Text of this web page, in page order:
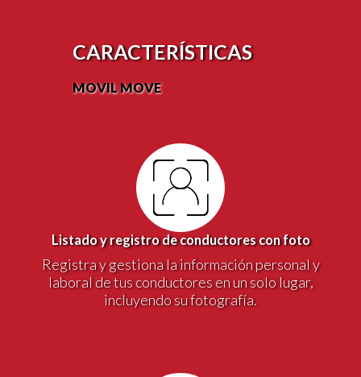
CARACTERÍSTICAS
MOVIL MOVE
Listado y registro de conductores con foto
Registra y gestiona la información personal y
laboral de tus conductores en un solo lugar,
incluyendo su fotografía.